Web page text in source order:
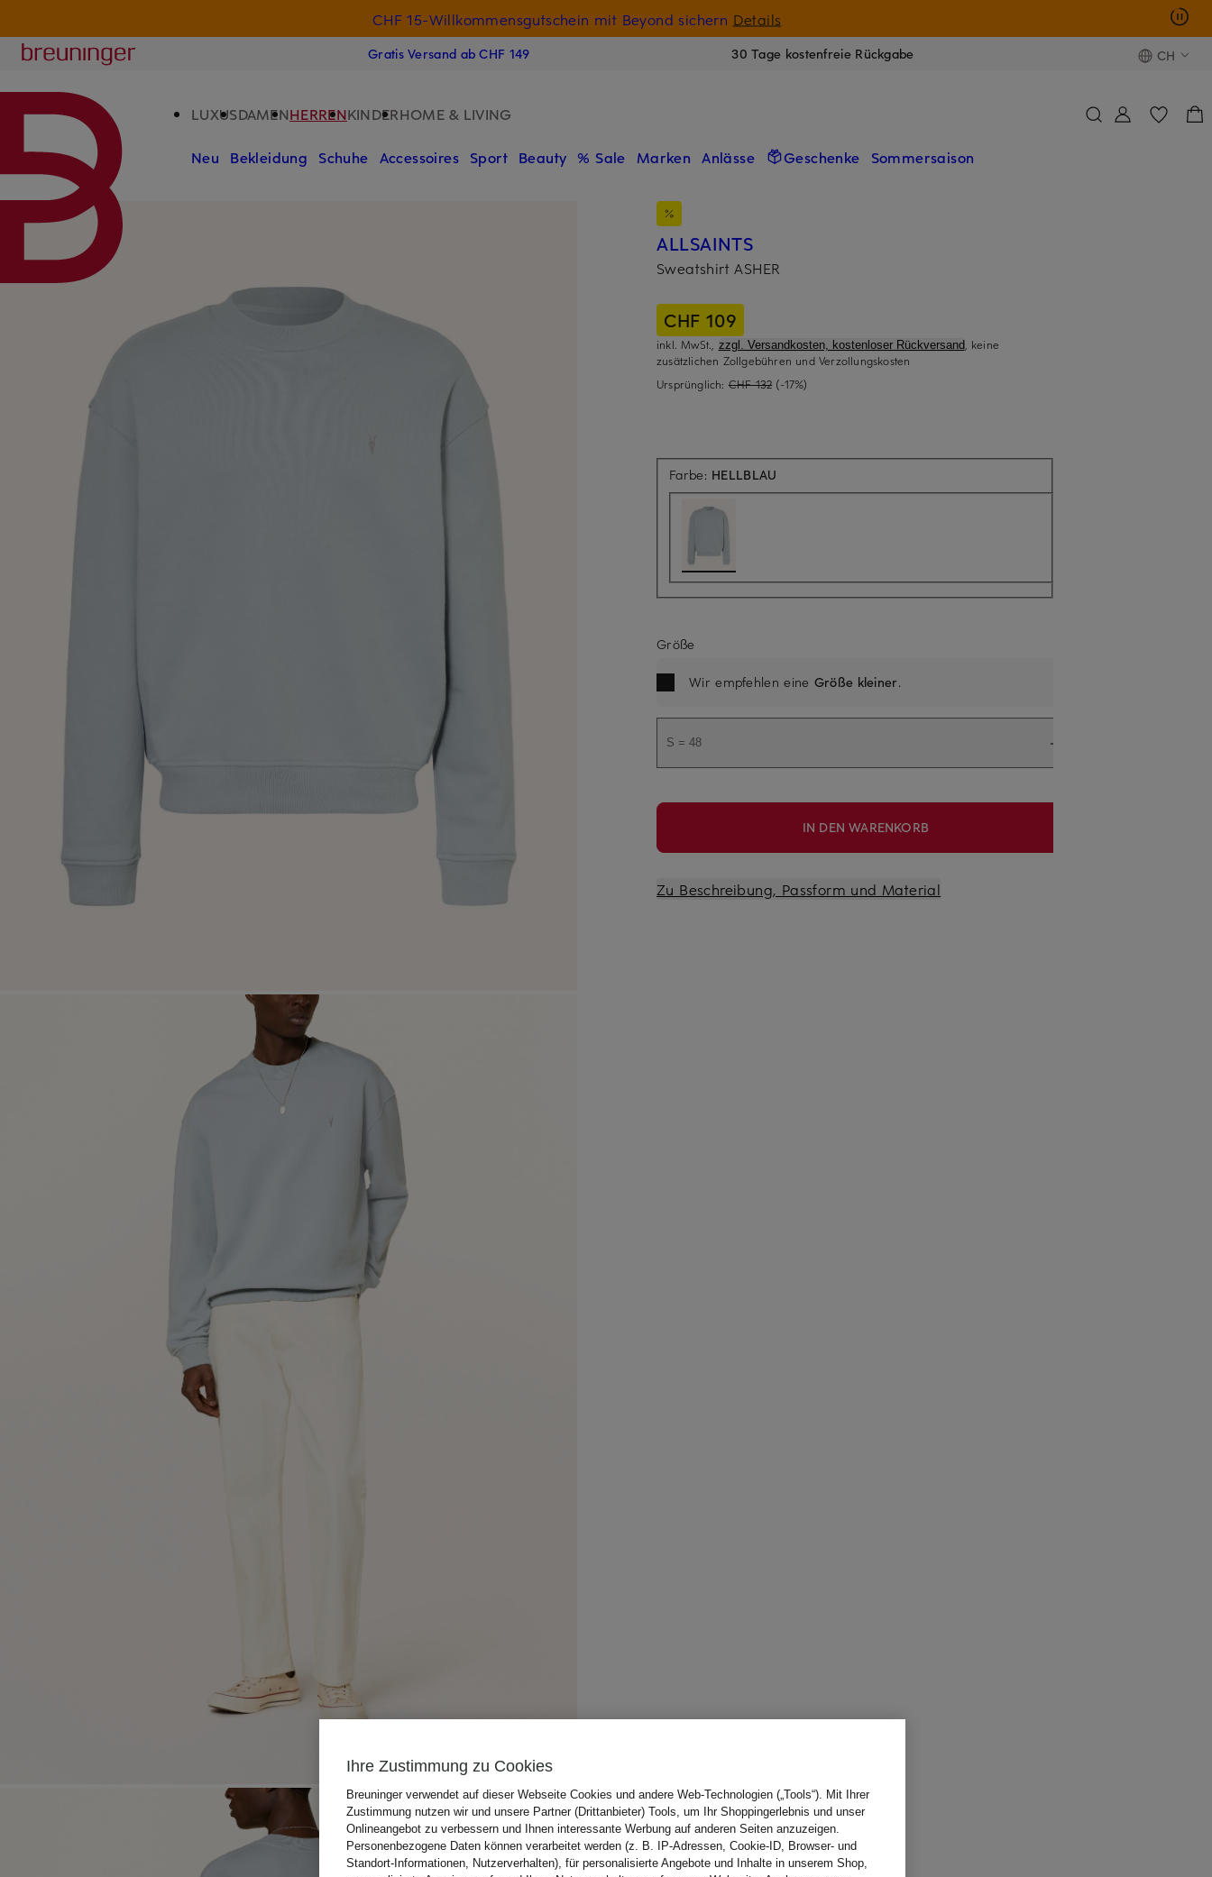
CHF 15-Willkommensgutschein mit Beyond sichern Details
Breuninger
Gratis Versand ab CHF 149 30 Tage kostenfreie Rückgabe CH
LUXUSDAMENHERRENKINDERHOME & LIVING
Neu Bekleidung Schuhe Accessoires Sport Beauty % Sale Marken Anlässe Geschenke Sommersaison
ALLSAINTS
Sweatshirt ASHER
CHF 109
inkl. MwSt., zzgl. Versandkosten, kostenloser Rückversand, keine
zusätzlichen Zollgebühren und Verzollungskosten
Ursprünglich: CHF 132 (-17%)
Farbe: HELLBLAU
Größe
Wir empfehlen eine Größe kleiner.
S = 48
IN DEN WARENKORB
Zu Beschreibung, Passform und Material
Ihre Zustimmung zu Cookies
Breuninger verwendet auf dieser Webseite Cookies und andere Web-Technologien („Tools“). Mit Ihrer
Zustimmung nutzen wir und unsere Partner (Drittanbieter) Tools, um Ihr Shoppingerlebnis und unser
Onlineangebot zu verbessern und Ihnen interessante Werbung auf anderen Seiten anzuzeigen.
Personenbezogene Daten können verarbeitet werden (z. B. IP-Adressen, Cookie-ID, Browser- und
Standort-Informationen, Nutzerverhalten), für personalisierte Angebote und Inhalte in unserem Shop,